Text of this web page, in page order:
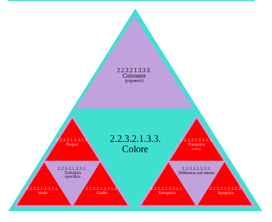
2.2.3.2.1.3.3.
Colore
2.2.3.2.1.3.3.1.
Torbidità
specifica
2.2.3.2.1.3.3.1.1.
Verde
2.2.3.2.1.3.3.1.2.
Giallo
2.2.3.2.1.3.3.1.3.
Purpur
2.2.3.2.1.3.3.2.
Differenza nel mezzo
2.2.3.2.1.3.3.2.1.
Entoptica
2.2.3.2.1.3.3.2.2.
Epoptica
2.2.3.2.1.3.3.2.3.
Paroptica
(crepe)
2.2.3.2.1.3.3.3.
Colorante
(pigmenti)